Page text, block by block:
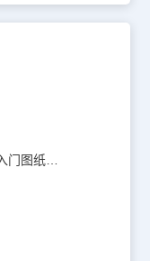
CAD机械入门图纸学习？CAD新手入门图纸练习